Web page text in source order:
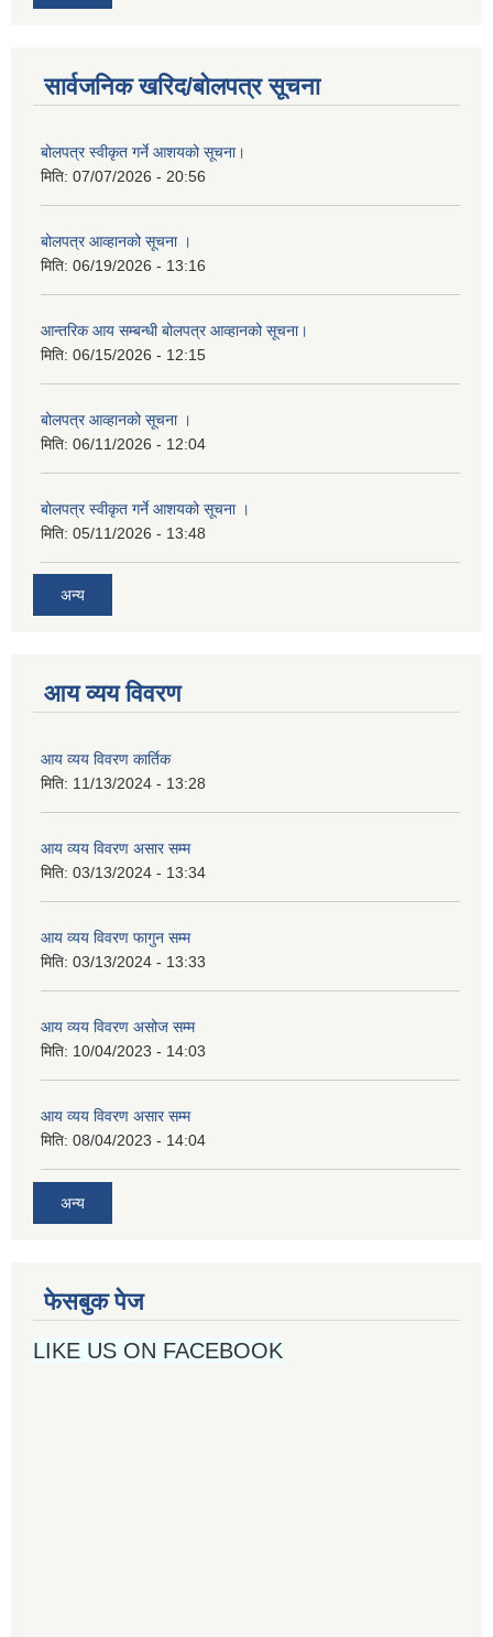
सार्वजनिक खरिद/बोलपत्र सूचना
बोलपत्र स्वीकृत गर्ने आशयको सूचना।
मिति: 07/07/2026 - 20:56
बोलपत्र आव्हानको सूचना ।
मिति: 06/19/2026 - 13:16
आन्तरिक आय सम्बन्धी बोलपत्र आव्हानको सूचना।
मिति: 06/15/2026 - 12:15
बोलपत्र आव्हानको सूचना ।
मिति: 06/11/2026 - 12:04
बोलपत्र स्वीकृत गर्ने आशयको सूचना ।
मिति: 05/11/2026 - 13:48
अन्य
आय व्यय विवरण
आय व्यय विवरण कार्तिक
मिति: 11/13/2024 - 13:28
आय व्यय विवरण असार सम्म
मिति: 03/13/2024 - 13:34
आय व्यय विवरण फागुन सम्म
मिति: 03/13/2024 - 13:33
आय व्यय विवरण असोज सम्म
मिति: 10/04/2023 - 14:03
आय व्यय विवरण असार सम्म
मिति: 08/04/2023 - 14:04
अन्य
फेसबुक पेज
LIKE US ON FACEBOOK